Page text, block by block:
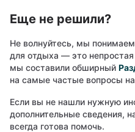
Еще не решили?
Не волнуйтесь, мы
для отдыха — это
мы составили обширный
на самые частые вопросы
Если вы не нашли нужную
дополнительные сведения,
всегда готова помочь.